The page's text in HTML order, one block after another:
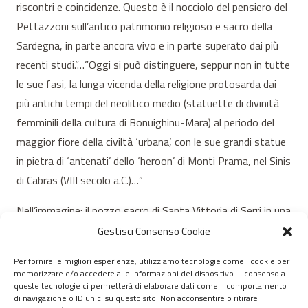
Gestisci Consenso Cookie
Per fornire le migliori esperienze, utilizziamo tecnologie come i cookie per
memorizzare e/o accedere alle informazioni del dispositivo. Il consenso a
queste tecnologie ci permetterà di elaborare dati come il comportamento
di navigazione o ID unici su questo sito. Non acconsentire o ritirare il
riscontri e coincidenze. Questo è il nocciolo del pensiero del
Pettazzoni sull’antico patrimonio religioso e sacro della
Sardegna, in parte ancora vivo e in parte superato dai più
recenti studi.”…”Oggi si può distinguere, seppur non in tutte
le sue fasi, la lunga vicenda della religione protosarda dai
più antichi tempi del neolitico medio (statuette di divinità
femminili della cultura di Bonuighinu-Mara) al periodo del
maggior fiore della civiltà ‘urbana’, con le sue grandi statue
in pietra di ‘antenati’ dello ‘heroon’ di Monti Prama, nel Sinis
di Cabras (VIII secolo a.C.)…”
Nell’immagine: il pozzo sacro di Santa Vittoria di Serri in una
foto di Nicola Castangia
© 2020 – 2026 Nurnet – La rete dei Nuraghi – webdesign:
antoniopalumbo.it